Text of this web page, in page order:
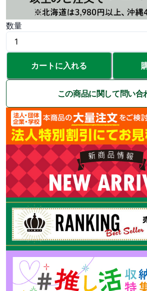
数量
カートに入れる
この商品に関して問い合